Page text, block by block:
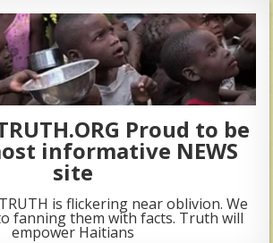
Proud to be
informative NEWS
site
is flickering near oblivion. We
fanning them with facts. Truth will
empower Haitians